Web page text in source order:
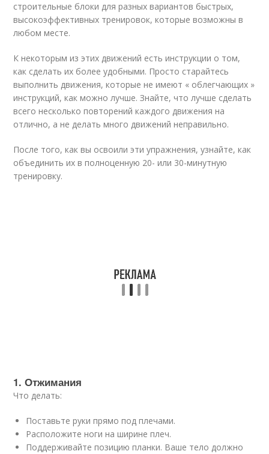
строительные блоки для разных вариантов быстрых,
высокоэффективных тренировок, которые возможны в
любом месте.
К некоторым из этих движений есть инструкции о том,
как сделать их более удобными. Просто старайтесь
выполнить движения, которые не имеют « облегчающих »
инструкций, как можно лучше. Знайте, что лучше сделать
всего несколько повторений каждого движения на
отлично, а не делать много движений неправильно.
После того, как вы освоили эти упражнения, узнайте, как
объединить их в полноценную 20- или 30-минутную
тренировку.
1. Отжимания
Что делать:
Поставьте руки прямо под плечами.
Расположите ноги на ширине плеч.
Поддерживайте позицию планки. Ваше тело должно